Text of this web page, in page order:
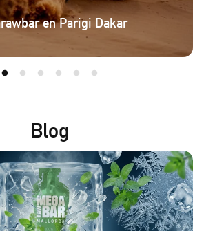
en Parigi Dakar
Blog